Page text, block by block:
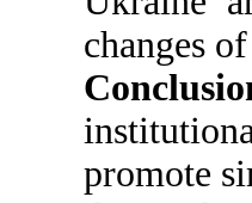
changes
promote